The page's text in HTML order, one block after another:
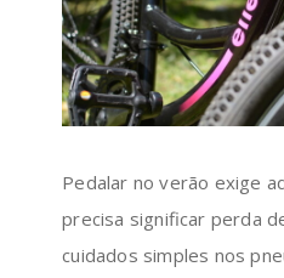
Pedalar no verão exige
precisa significar perda
cuidados simples nos